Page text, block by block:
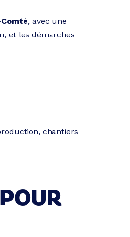
, avec une
et les démarches
chantiers